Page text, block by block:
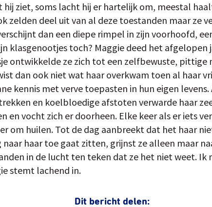
ziet, soms lacht hij er hartelijk om, meestal
zelden deel uit van al deze toestanden maar ze
dan een diepe rimpel in zijn voorhoofd,
klasgenootjes toch? Maggie deed het afgelopen
ontwikkelde ze zich tot een zelfbewuste, pittige
dan ook niet wat haar overkwam toen al haar
kennis met verve toepasten in hun eigen
en koelbloedige afstoten verwarde haar
en vocht zich er doorheen. Elke keer als er iets
om huilen. Tot de dag aanbreekt dat het haar
haar toe gaat zitten, grijnst ze alleen maar
in de lucht ten teken dat ze het niet weet. Ik
stemt lachend in.
Dit bericht delen: